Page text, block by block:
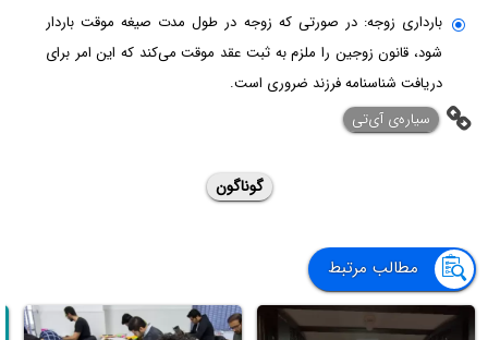
بارداری زوجه: در صورتی که زوجه در طول مدت صیغه موقت باردار
شود، قانون زوجین را ملزم به ثبت عقد موقت می‌کند که این امر برای
دریافت شناسنامه فرزند ضروری است.
‌سیاره‌ی آی‌تی
گوناگون
مطالب مرتبط